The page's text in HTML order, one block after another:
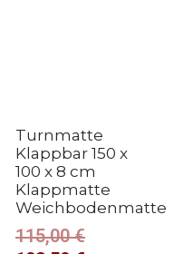
Turnmatte
Klappbar 150 x
100 x 8 cm
Klappmatte
Weichbodenmatte
115,00€